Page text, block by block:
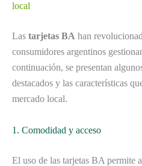
local
Las tarjetas BA han
consumidores argentinos
continuación, se presentan
destacados y las características
mercado local.
1. Comodidad y acceso
El uso de las tarjetas BA permite